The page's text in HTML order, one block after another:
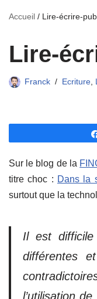
Accueil / Lire-écrire-
Lire-
Franck Ecriture
Sur le blog de la
titre choc : Dans la
surtout que la
Il est
différentes
l’utilisation